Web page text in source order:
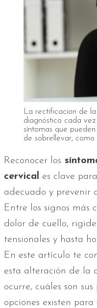
La rectificacion de
diagnóstico cada
síntomas que
de sobrellevar,
Reconocer los
cervical
es clave
adecuado y prevenir
Entre los signos más
dolor de cuello,
tensionales y hasta
En este artículo te
esta alteración de la
ocurre, cuáles son
opciones existen